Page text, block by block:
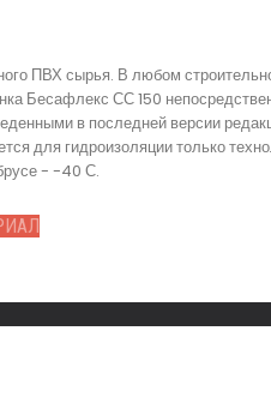
ПВХ сырья. В любом
Бесафлекс СС 150
в последней версии
для гидроизоляции только
- -40 С.